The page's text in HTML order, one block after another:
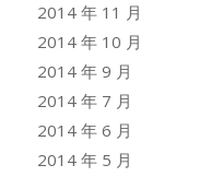
2014 年 11 月
2014 年 10 月
2014 年 9 月
2014 年 7 月
2014 年 6 月
2014 年 5 月